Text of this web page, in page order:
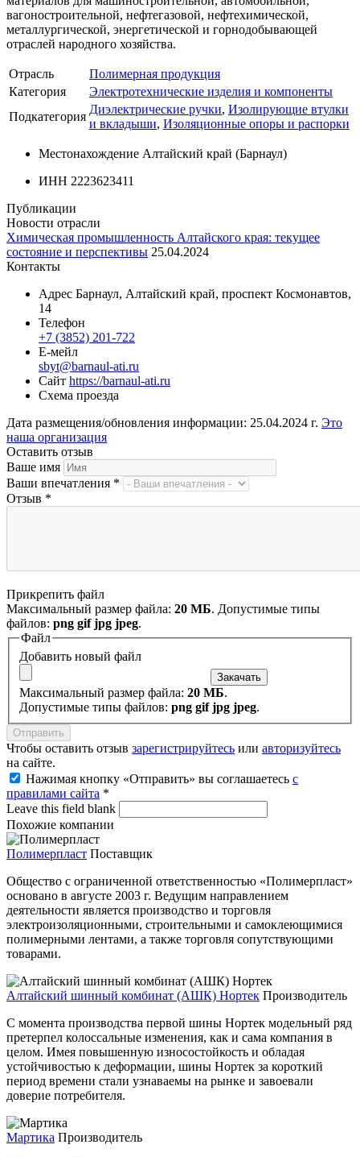
вагоностроительной, нефтегазовой, нефтехимической,
металлургической, энергетической и горнодобывающей
отраслей народного хозяйства.
Отрасль
Полимерная продукция
Категория
Электротехнические изделия и компоненты
Подкатегория
Диэлектрические ручки, Изолирующие втулки
и вкладыши, Изоляционные опоры и распорки
Местонахождение Алтайский край (Барнаул)
ИНН 2223623411
Публикации
Новости отрасли
Химическая промышленность Алтайского края: текущее
состояние и перспективы 25.04.2024
Контакты
Адрес Барнаул, Алтайский край, проспект Космонавтов,
14
Телефон
+7 (3852) 201-722
Е-мейл
sbyt@barnaul-ati.ru
Сайт https://barnaul-ati.ru
Схема проезда
Дата размещения/обновления информации: 25.04.2024 г. Это
наша организация
Оставить отзыв
Ваше имя
Ваши впечатления *
Отзыв *
Прикрепить файл
Максимальный размер файла: 20 МБ. Допустимые типы
файлов: png gif jpg jpeg.
Файл
Добавить новый файл
Максимальный размер файла: 20 МБ.
Допустимые типы файлов: png gif jpg jpeg.
Чтобы оставить отзыв зарегистрируйтесь или авторизуйтесь
на сайте.
Нажимая кнопку «Отправить» вы соглашаетесь с
правилами сайта *
Leave this field blank
Похожие компании
Полимерпласт Поставщик
Общество с ограниченной ответственностью «Полимерпласт»
основано в августе 2003 г. Ведущим направлением
деятельности является производство и торговля
электроизоляционными, строительными и самоклеющимися
полимерными лентами, а также торговля сопутствующими
товарами.
Алтайский шинный комбинат (АШК) Нортек Производитель
С момента производства первой шины Нортек модельный ряд
претерпел колоссальные изменения, как и сама компания в
целом. Имея повышенную износостойкость и обладая
устойчивостью к деформации, шины Нортек за короткий
период времени стали узнаваемы на рынке и завоевали
доверие потребителя.
Мартика Производитель